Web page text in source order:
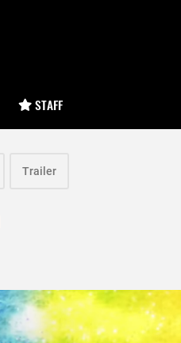
STAFF
Trailer